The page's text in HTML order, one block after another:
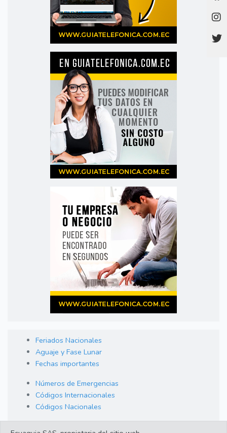
Feriados Nacionales
Aguaje y Fase Lunar
Fechas importantes
Números de Emergencias
Códigos Internacionales
Códigos Nacionales